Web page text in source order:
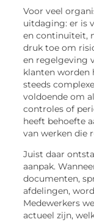
Voor veel
uitdaging: er is
en continuïteit,
druk toe om
en regelgeving
klanten worden
steeds
voldoende om
controles of
heeft behoefte
van werken die
Juist daar
aanpak.
documenten,
afdelingen,
Medewerkers
actueel zijn,